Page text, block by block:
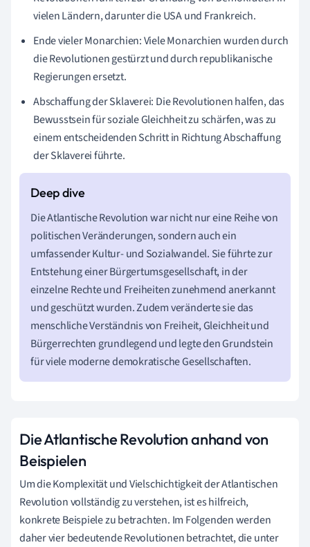
vielen Ländern, darunter die USA und Frankreich.
Ende vieler Monarchien: Viele Monarchien wurden durch
die Revolutionen gestürzt und durch republikanische
Regierungen ersetzt.
Abschaffung der Sklaverei: Die Revolutionen halfen, das
Bewusstsein für soziale Gleichheit zu schärfen, was zu
einem entscheidenden Schritt in Richtung Abschaffung
der Sklaverei führte.
Die Atlantische Revolution war nicht nur eine Reihe von
politischen Veränderungen, sondern auch ein
umfassender Kultur- und Sozialwandel. Sie führte zur
Entstehung einer Bürgertumsgesellschaft, in der
einzelne Rechte und Freiheiten zunehmend anerkannt
und geschützt wurden. Zudem veränderte sie das
menschliche Verständnis von Freiheit, Gleichheit und
Bürgerrechten grundlegend und legte den Grundstein
für viele moderne demokratische Gesellschaften.
Die Atlantische Revolution anhand von
Beispielen
Um die Komplexität und Vielschichtigkeit der Atlantischen
Revolution vollständig zu verstehen, ist es hilfreich,
konkrete Beispiele zu betrachten. Im Folgenden werden
daher vier bedeutende Revolutionen betrachtet, die unter